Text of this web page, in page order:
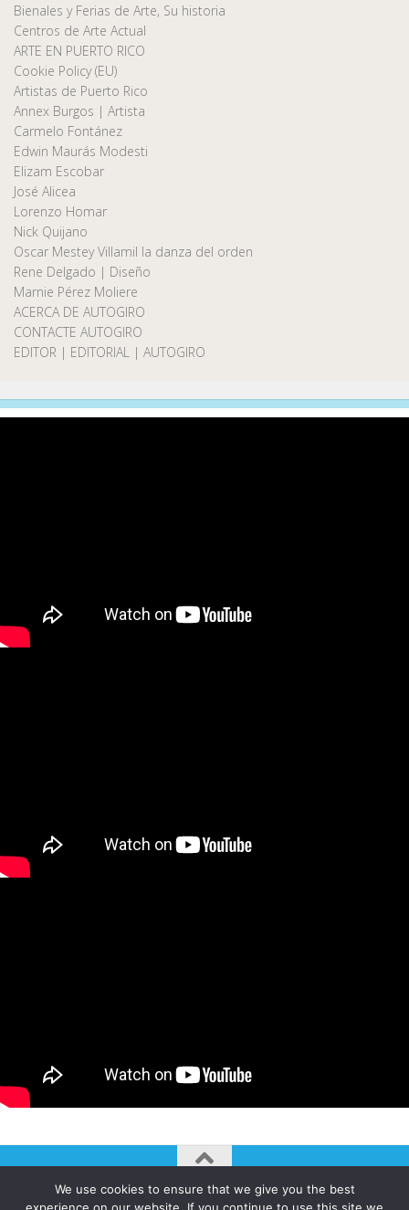
Bienales y Ferias de Arte, Su historia
Centros de Arte Actual
ARTE EN PUERTO RICO
Cookie Policy (EU)
Artistas de Puerto Rico
Annex Burgos | Artista
Carmelo Fontánez
Edwin Maurás Modesti
Elizam Escobar
José Alicea
Lorenzo Homar
Nick Quijano
Oscar Mestey Villamil la danza del orden
Rene Delgado | Diseño
Marnie Pérez Moliere
ACERCA DE AUTOGIRO
CONTACTE AUTOGIRO
EDITOR | EDITORIAL | AUTOGIRO
AUTOGIRO/el giro del arte actual © JAVIER MARTINEZ 2026. All
We use cookies to ensure that we give you the best